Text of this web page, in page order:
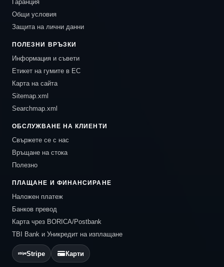
Гаранция
Общи условия
Защита на лични данни
ПОЛЕЗНИ ВРЪЗКИ
Информация и съвети
Етикет на гумите в ЕС
Карта на сайта
Sitemap.xml
Searchmap.xml
ОБСЛУЖВАНЕ НА КЛИЕНТИ
Свържете се с нас
Връщане на стока
Полезно
ПЛАЩАНЕ И ФИНАНСИРАНЕ
Наложен платеж
Банков превод
Карта чрез BORICA/Postbank
TBI Bank и Уникредит на изплащане
Stripe Карти